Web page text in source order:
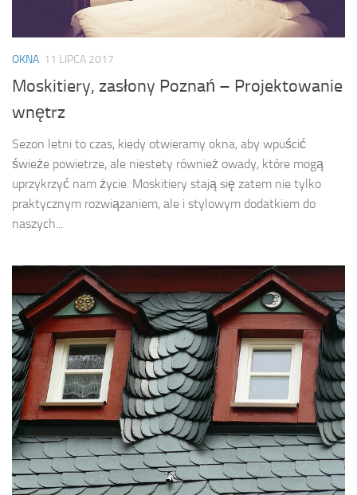
OKNA 11 LIPCA 2017
Moskitiery, zasłony Poznań – Projektowanie
wnętrz
Sezon letni to czas, kiedy otwieramy okna, aby wpuścić
świeże powietrze, ale niestety również owady, które mogą
uprzykrzyć nam życie. Moskitiery stają się zatem nie tylko
praktycznym rozwiązaniem, ale i stylowym dodatkiem do
naszych...